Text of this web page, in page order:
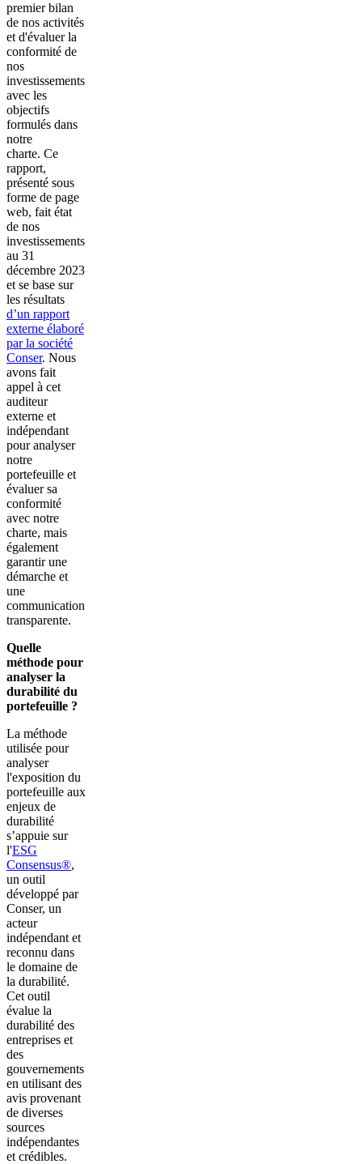
premier bilan
de nos activités
et d'évaluer la
conformité de
nos
investissements
avec les
objectifs
formulés dans
notre
charte. Ce
rapport,
présenté sous
forme de page
web, fait état
de nos
investissements
au 31
décembre 2023
et se base sur
les résultats
d’un rapport
externe élaboré
par la société
Conser. Nous
avons fait
appel à cet
auditeur
externe et
indépendant
pour analyser
notre
portefeuille et
évaluer sa
conformité
avec notre
charte, mais
également
garantir une
démarche et
une
communication
transparente.
Quelle
méthode pour
analyser la
durabilité du
portefeuille ?
La méthode
utilisée pour
analyser
l'exposition du
portefeuille aux
enjeux de
durabilité
s’appuie sur
l'ESG
Consensus®,
un outil
développé par
Conser, un
acteur
indépendant et
reconnu dans
le domaine de
la durabilité.
Cet outil
évalue la
durabilité des
entreprises et
des
gouvernements
en utilisant des
avis provenant
de diverses
sources
indépendantes
et crédibles.